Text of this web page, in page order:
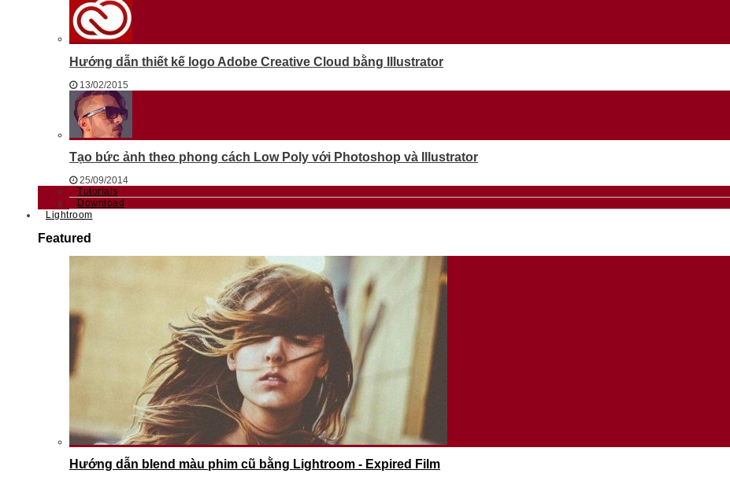
Hướng dẫn thiết kế logo Adobe Creative Cloud bằng Illustrator
13/02/2015
Tạo bức ảnh theo phong cách Low Poly với Photoshop và Illustrator
25/09/2014
Tutorials
Download
Lightroom
Featured
Hướng dẫn blend màu phim cũ bằng Lightroom - Expired Film